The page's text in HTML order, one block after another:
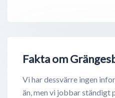
Fakta om
Vi har dessvärre ingen
än, men vi jobbar ständigt